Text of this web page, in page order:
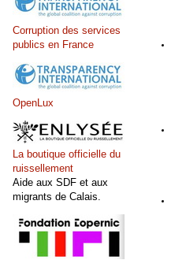
Corruption des services
publics en France
OpenLux
La boutique officielle du
ruissellement
Aide aux SDF et aux
migrants de Calais.